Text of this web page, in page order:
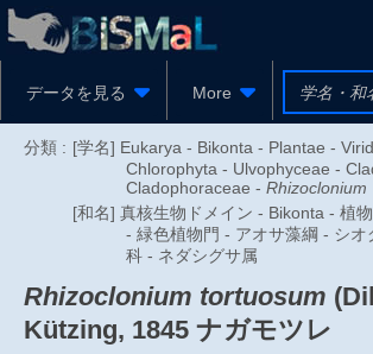
データを見る More
分類 : [学名] Eukarya - Bikonta - Plantae -
Chlorophyta - Ulvophyceae -
Cladophoraceae - Rhizoclonium
[和名] 真核生物ドメイン - Bikonta - 植
- 緑色植物門 - アオサ藻綱 - シオ
科 - ネダシグサ属
Rhizoclonium tortuosum
Kützing, 1845 ナガモツレ